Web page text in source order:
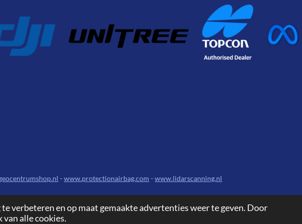
verbeteren en op maat gemaakte advertenties weer te geven. Door
van alle cookies.
- www.protectionairbag.com - www.lidarscanning.nl